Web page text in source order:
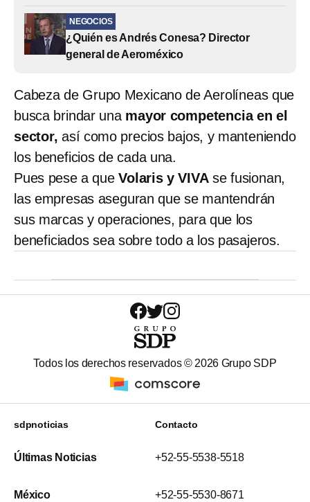
NEGOCIOS
¿Quién es Andrés Conesa? Director
general de Aeroméxico
Cabeza de Grupo Mexicano de Aerolíneas que
busca brindar una mayor competencia en el
sector, así como precios bajos, y manteniendo
los beneficios de cada una.
Pues pese a queVolaris y VIVAse fusionan,
las empresas aseguran que se mantendrán
sus marcas y operaciones, para que los
beneficiados sea sobre todo a los pasajeros.
Todos los derechos reservados © 2026 Grupo SDP
sdpnoticias
Últimas Noticias
México
Contacto
+52-55-5538-5518
+52-55-5530-8671